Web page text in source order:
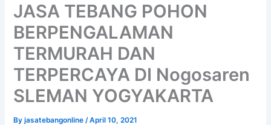
JASA TEBANG POHON
BERPENGALAMAN
TERMURAH DAN
TERPERCAYA DI Nogosaren
SLEMAN YOGYAKARTA
Byjasatebangonline/April 10, 2021